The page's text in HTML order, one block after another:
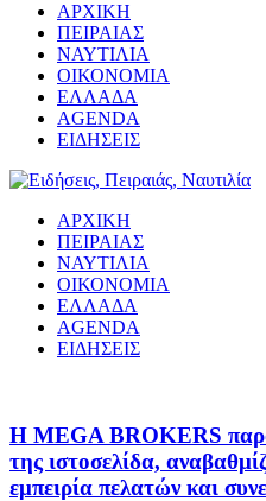
ΑΡΧΙΚΗ
ΠΕΙΡΑΙΑΣ
ΝΑΥΤΙΛΙΑ
ΟΙΚΟΝΟΜΙΑ
ΕΛΛΑΔΑ
AGENDA
ΕΙΔΗΣΕΙΣ
ΑΡΧΙΚΗ
ΠΕΙΡΑΙΑΣ
ΝΑΥΤΙΛΙΑ
ΟΙΚΟΝΟΜΙΑ
ΕΛΛΑΔΑ
AGENDA
ΕΙΔΗΣΕΙΣ
Η MEGA BROKERS
της ιστοσελίδα,
εμπειρία πελατών και